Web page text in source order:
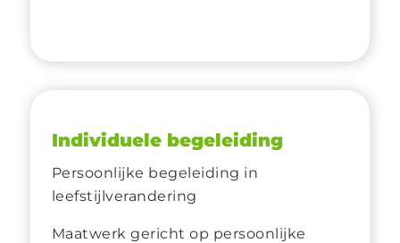
Individuele begeleiding
Persoonlijke begeleiding in
leefstijlverandering
Maatwerk gericht op persoonlijke